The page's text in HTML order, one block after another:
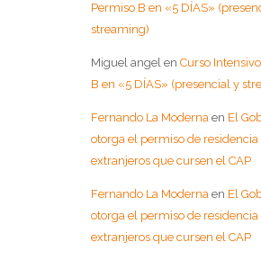
Permiso B en «5 DÍAS»
streaming)
Miguel angelen Curso
B en «5 DÍAS» (presencial y
Fernando La Modernaen El
otorga el permiso de residencia
extranjeros que cursen el CAP
Fernando La Modernaen El
otorga el permiso de residencia
extranjeros que cursen el CAP